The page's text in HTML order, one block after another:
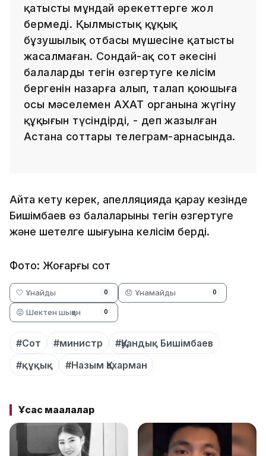
қатысты мұндай әрекеттерге жол
бермеді. Қылмыстық құқық
бұзушылық отбасы мүшесіне қатысты
жасалмаған. Сондай-ақ сот әкесінің
балалардың тегін өзгертуге келісім
бергенін назарға алып, талап қоюшыға
осы мәселемен АХАТ органына жүгіну
құқығын түсіндірді, - деп жазылған
Астана соттары телеграм-арнасында.
Айта кету керек, апелляцияда қарау кезінде
Бишімбаев өз балаларының тегін өзгертуге
және шетелге шығуына келісім берді.
Фото: Жоғарғы сот
🤍 Ұнайды 0 😞 Ұнамайды 0
😡 Шектен шыққан 0
#Сот #министр
#Қуандық Бишімбаев
#құқық
#Назым Қахарман
Ұқсас мақалалар